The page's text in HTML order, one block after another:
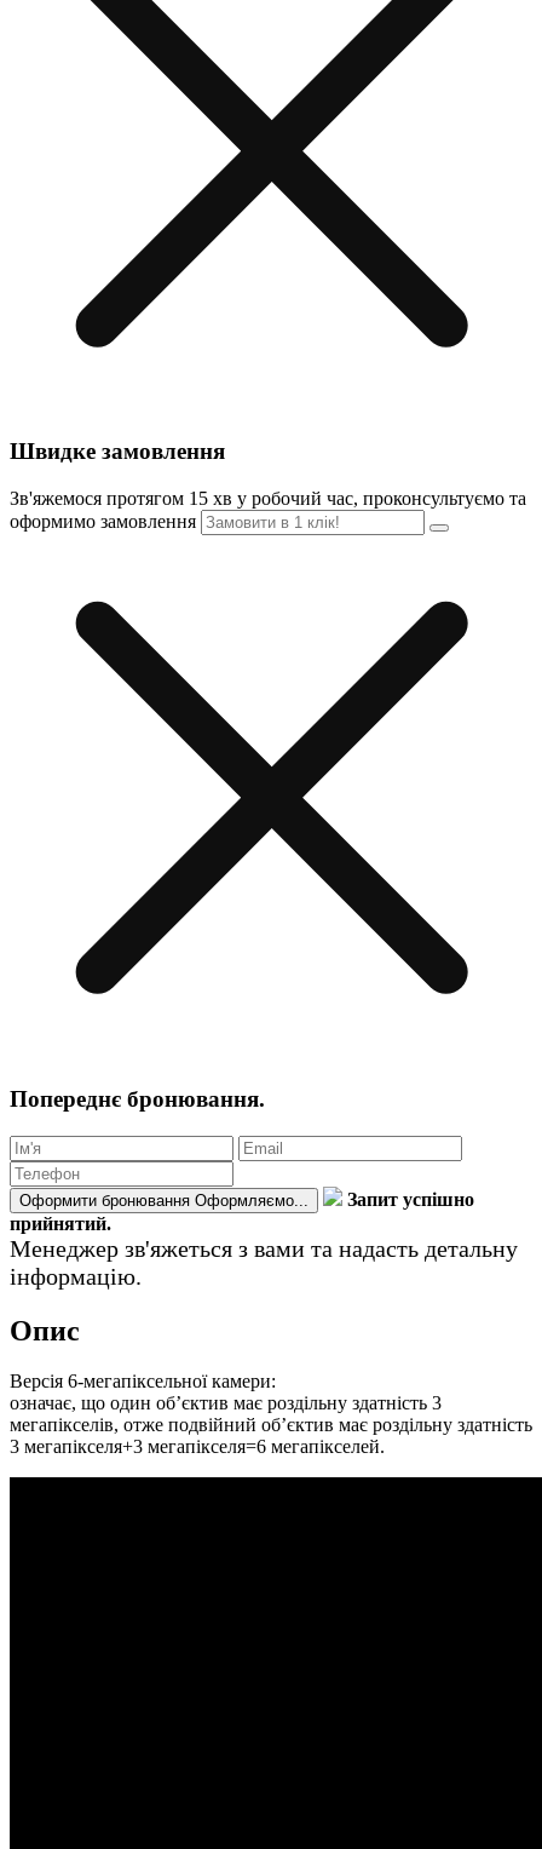
Швидке замовлення
Зв'яжемося протягом 15 хв у робочий час, проконсультуємо та
оформимо замовлення
Попереднє бронювання.
Оформити бронювання Оформляємо...
Запит успішно
прийнятий.
Менеджер зв'яжеться з вами та надасть детальну
інформацію.
Опис
Версія 6-мегапіксельної камери:
означає, що один об’єктив має роздільну здатність 3
мегапікселів, отже подвійний об’єктив має роздільну здатність
3 мегапікселя+3 мегапікселя=6 мегапікселей.